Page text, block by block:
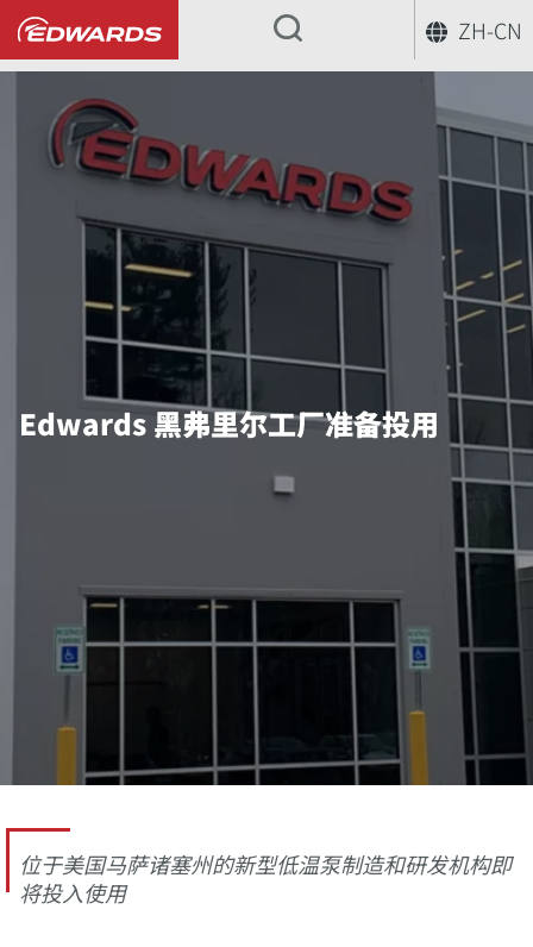
ZH-CN
...
Edwards 黑弗里尔工厂准备投用
位于美国马萨诸塞州的新型低温泵制造和研发机构即
将投入使用